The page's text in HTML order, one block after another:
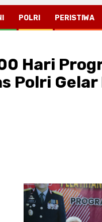
POLRI PERISTIWA
Hari
Polri